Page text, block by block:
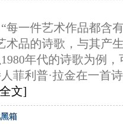
每一件艺术作品都含
术品的诗歌，与其产
年代的诗歌为例
菲利普·拉金在一首
文]
箱